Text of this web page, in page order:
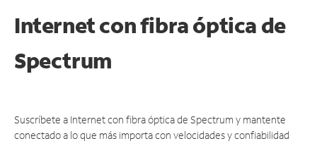
Internet con fibra óptica de
Spectrum
Suscríbete a Internet con fibra óptica de Spectrum y mantente
conectado a lo que más importa con velocidades y confiabilidad